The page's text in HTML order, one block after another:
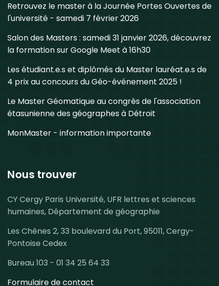
Retrouvez le master à la Journée Portes Ouvertes de
l'université - samedi 7 février 2026
Salon des Masters : samedi 31 janvier 2026, découvrez
la formation sur Google Meet à 16h30
Les étudiant.e.s et diplômés du Master lauréat.e.s de
4 prix au concours du Géo-événement 2025 !
Le Master Géomatique au congrès de l'association
étasunienne des géographes à Détroit
MonMaster - information importante
Nous trouver
CY Cergy Paris Université, UFR lettres et sciences
humaines, Département de géographie
Les Chênes 2, 33 boulevard du Port, 95011, Cergy-
Pontoise Cedex
Bureau 103 - 01 34 25 64 33
Formulaire de contact